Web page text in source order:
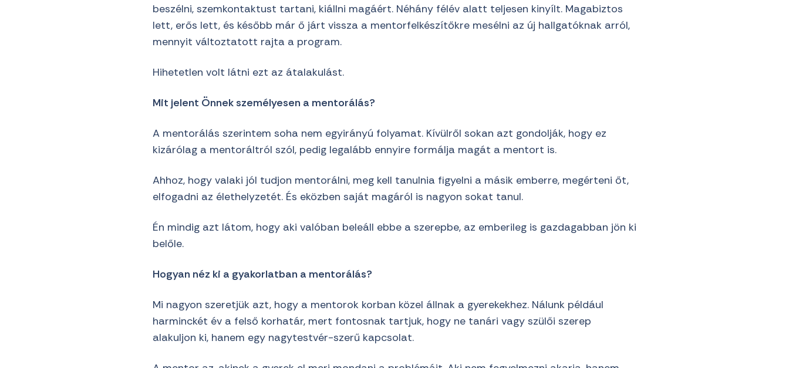
beszélni, szemkontaktust tartani, kiállni magáért. Néhány félév alatt teljesen kinyílt. Magabiztos
lett, erős lett, és később már ő járt vissza a mentorfelkészítőkre mesélni az új hallgatóknak arról,
mennyit változtatott rajta a program.
Hihetetlen volt látni ezt az átalakulást.
Mit jelent Önnek személyesen a mentorálás?
A mentorálás szerintem soha nem egyirányú folyamat. Kívülről sokan azt gondolják, hogy ez
kizárólag a mentoráltról szól, pedig legalább ennyire formálja magát a mentort is.
Ahhoz, hogy valaki jól tudjon mentorálni, meg kell tanulnia figyelni a másik emberre, megérteni őt,
elfogadni az élethelyzetét. És eközben saját magáról is nagyon sokat tanul.
Én mindig azt látom, hogy aki valóban beleáll ebbe a szerepbe, az emberileg is gazdagabban jön ki
belőle.
Hogyan néz ki a gyakorlatban a mentorálás?
Mi nagyon szeretjük azt, hogy a mentorok korban közel állnak a gyerekekhez. Nálunk például
harminckét év a felső korhatár, mert fontosnak tartjuk, hogy ne tanári vagy szülői szerep
alakuljon ki, hanem egy nagytestvér-szerű kapcsolat.